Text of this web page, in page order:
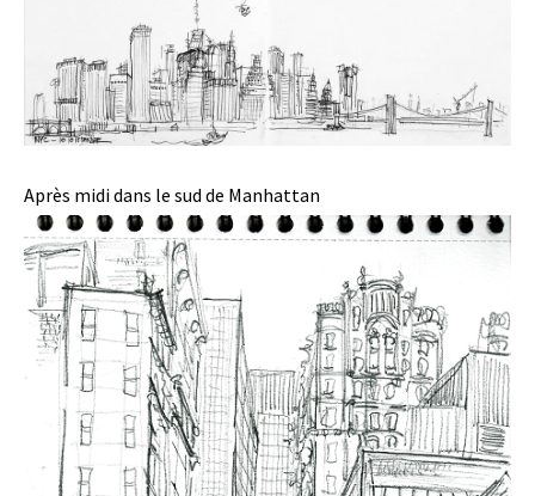
Après midi dans le sud de Manhattan